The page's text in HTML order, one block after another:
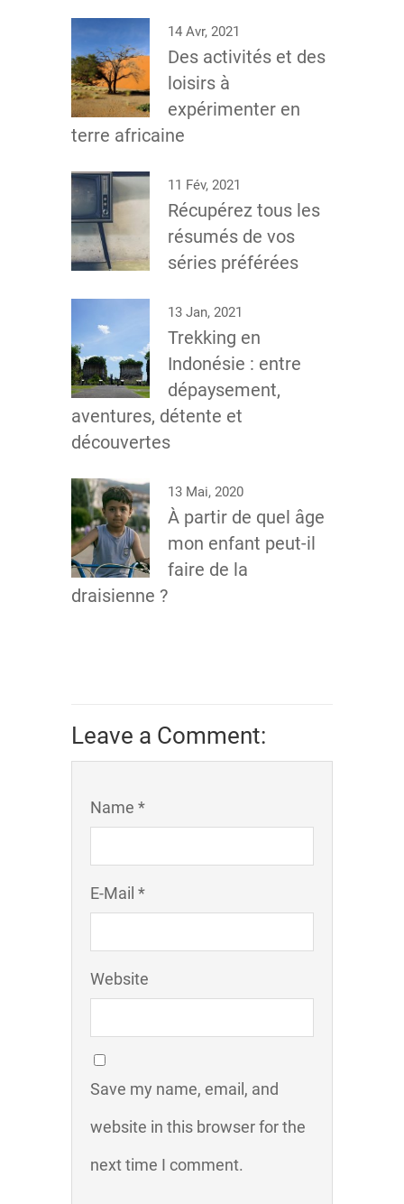
14 Avr, 2021
Des activités et des
loisirs à
expérimenter en
terre africaine
11 Fév, 2021
Récupérez tous les
résumés de vos
séries préférées
13 Jan, 2021
Trekking en
Indonésie : entre
dépaysement,
aventures, détente et
découvertes
13 Mai, 2020
À partir de quel âge
mon enfant peut-il
faire de la
draisienne ?
Leave a Comment:
Name *
E-Mail *
Website
Save my name, email, and
website in this browser for the
next time I comment.